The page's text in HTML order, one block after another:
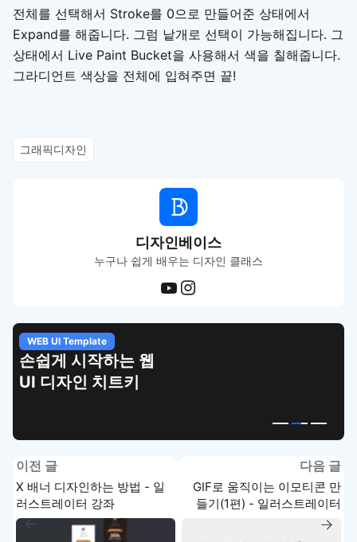
전체를 선택해서 Stroke를 0으로 만들어준 상태에서
Expand를 해줍니다. 그럼 낱개로 선택이 가능해집니다. 그
상태에서 Live Paint Bucket을 사용해서 색을 칠해줍니다.
그라디언트 색상을 전체에 입혀주면 끝!
그래픽디자인
디자인베이스
누구나 쉽게 배우는 디자인 클래스
WEB UI Template
손쉽게 시작하는 웹
UI 디자인 치트키
이전 글
X 배너 디자인하는 방법 - 일
러스트레이터 강좌
다음 글
GIF로 움직이는 이모티콘 만
들기(1편) - 일러스트레이터
강좌